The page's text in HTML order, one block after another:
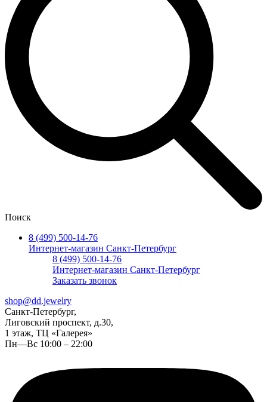
Поиск
8 (499) 500-14-76
Интернет-магазин Санкт-Петербург
8 (499) 500-14-76
Интернет-магазин Санкт-Петербург
Заказать звонок
shop@dd.jewelry
Санкт-Петербург,
Лиговский проспект, д.30,
1 этаж, ТЦ «Галерея»
Пн—Вс 10:00 – 22:00